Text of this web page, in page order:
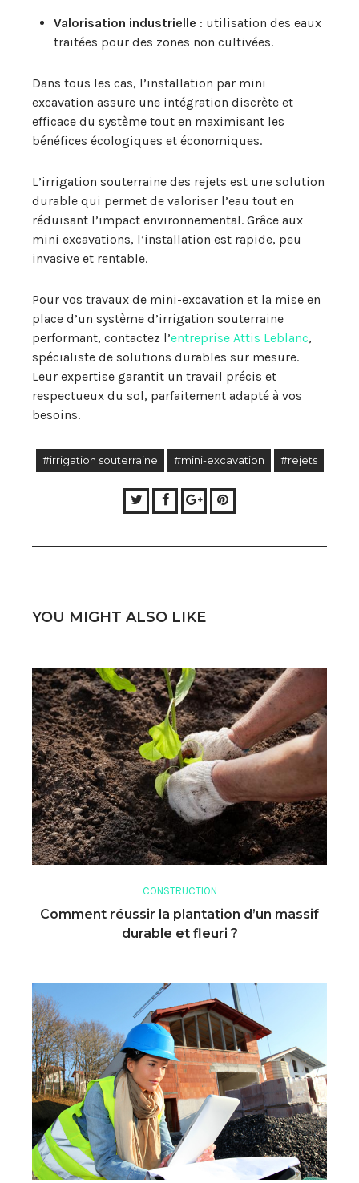
Valorisation industrielle : utilisation des eaux
traitées pour des zones non cultivées.
Dans tous les cas, l’installation par mini
excavation assure une intégration discrète et
efficace du système tout en maximisant les
bénéfices écologiques et économiques.
L’irrigation souterraine des rejets est une solution
durable qui permet de valoriser l’eau tout en
réduisant l’impact environnemental. Grâce aux
mini excavations, l’installation est rapide, peu
invasive et rentable.
Pour vos travaux de mini-excavation et la mise en
place d’un système d’irrigation souterraine
performant, contactez l’entreprise Attis Leblanc,
spécialiste de solutions durables sur mesure.
Leur expertise garantit un travail précis et
respectueux du sol, parfaitement adapté à vos
besoins.
#irrigation souterraine #mini-excavation #rejets
TwitterFacebook
Google+Pinterest
YOU MIGHT ALSO LIKE
CONSTRUCTION
Comment réussir la plantation d’un massif
durable et fleuri ?